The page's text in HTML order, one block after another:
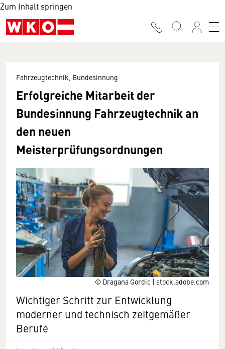
Zum Inhalt springen
© Dragana Gordic | stock.adobe.com
Fahrzeugtechnik, Bundesinnung
Erfolgreiche Mitarbeit der
Bundesinnung Fahrzeugtechnik an
den neuen
Meisterprüfungsordnungen
Wichtiger Schritt zur Entwicklung
moderner und technisch zeitgemäßer
Berufe